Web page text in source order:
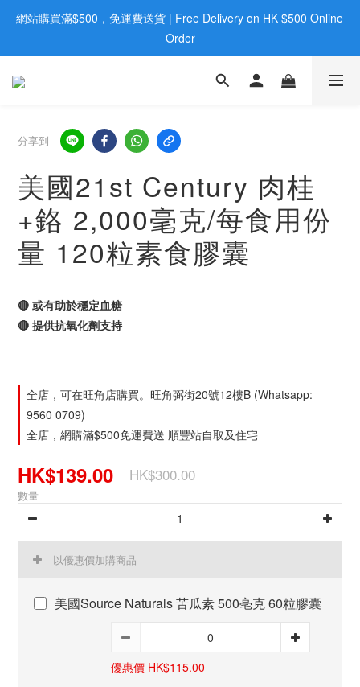
歡迎親臨旺角店購買：旺角弼街20號12樓B  |  RealDeal 保健品 |
WhatsApp 9560 0709
網站購買滿$500，免運費送貨 | Free Delivery on HK $500 Online
Order
歡迎親臨旺角店購買：旺角弼街20號12樓B  |  RealDeal 保健品 |
分享到
美國21st Century 肉桂
+鉻 2,000毫克/每食用份
量 120粒素食膠囊
🔴 或有助於穩定血糖
🔴 提供抗氧化劑支持
全店，可在旺角店購買。旺角弼街20號12樓B (Whatsapp:
9560 0709)
全店，網購滿$500免運費送 順豐站自取及住宅
HK$139.00 HK$300.00
數量
以優惠價加購商品
美國Source Naturals 苦瓜素 500亳克 60粒膠囊
優惠價 HK$115.00